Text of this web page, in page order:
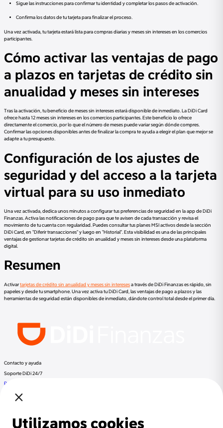
Sigue las instrucciones para confirmar tu identidad y completar los pasos de activación.
Confirma los datos de tu tarjeta para finalizar el proceso.
Una vez activada, tu tarjeta estará lista para compras diarias y meses sin intereses en los comercios
participantes.
Cómo activar las ventajas de pago
a plazos en tarjetas de crédito sin
anualidad y meses sin intereses
Tras la activación, tu beneficio de meses sin intereses estará disponible de inmediato. La DiDi Card
ofrece hasta 12 meses sin intereses en los comercios participantes. Este beneficio lo ofrece
directamente el comercio, por lo que el número de meses puede variar según dónde compres.
Confirmar las opciones disponibles antes de finalizar la compra te ayuda a elegir el plan que mejor se
adapte a tu presupuesto.
Configuración de los ajustes de
seguridad y del acceso a la tarjeta
virtual para su uso inmediato
Una vez activada, dedica unos minutos a configurar tus preferencias de seguridad en la app de DiDi
Finanzas. Activa las notificaciones de pago para que te avisen de cada transacción y revisa el
movimiento de tu cuenta con regularidad. Puedes consultar tus planes MSI activos desde la sección
DiDi Card, en "Diferir transacciones" y luego en "Historial". Esta visibilidad es una de las principales
ventajas de gestionar tarjetas de crédito sin anualidad y meses sin intereses desde una plataforma
digital.
Resumen
Activartarjetas de crédito sin anualidad y meses sin interesesa través de DiDi Finanzas es rápido, sin
papeles y desde tu smartphone. Una vez activa tu DiDi Card, las ventajas de pago a plazos y las
herramientas de seguridad están disponibles de inmediato, dándote control total desde el primer día.
Contacto y ayuda
Soporte DiDi 24/7
Preguntas frecuentes
Llama a DiDi Finance al:
DiDi Pasajero
DiDi ConductorDiDi Food
DiDi
Beneficios